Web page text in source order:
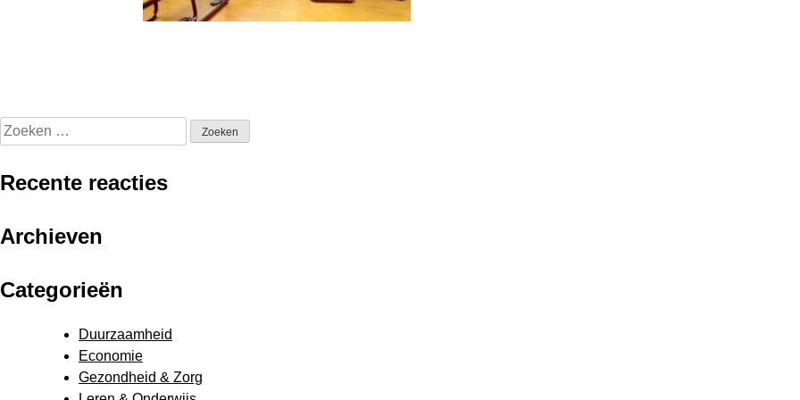
Zoeken
naar:
Recente reacties
Archieven
Categorieën
Duurzaamheid
Economie
Gezondheid & Zorg